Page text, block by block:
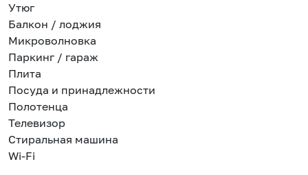
Утюг
Балкон / лоджия
Микроволновка
Паркинг / гараж
Плита
Посуда и принадлежности
Полотенца
Телевизор
Стиральная машина
Wi-Fi